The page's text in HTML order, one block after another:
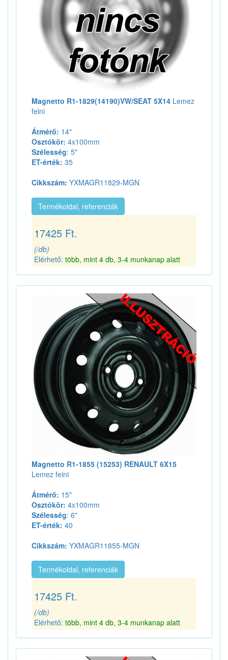
Magnetto R1-1829(14190)VW/SEAT 5X14 Lemez
felni
Átmérő: 14"
Osztókör: 4x100mm
Szélesség: 5"
ET-érték: 35
Cikkszám: YXMAGR11829-MGN
Termékoldal, referenciák
17425 Ft.
(/db)
Elérhető: több, mint 4 db, 3-4 munkanap alatt
Magnetto R1-1855 (15253) RENAULT 6X15
Lemez felni
Átmérő: 15"
Osztókör: 4x100mm
Szélesség: 6"
ET-érték: 40
Cikkszám: YXMAGR11855-MGN
Termékoldal, referenciák
17425 Ft.
(/db)
Elérhető: több, mint 4 db, 3-4 munkanap alatt